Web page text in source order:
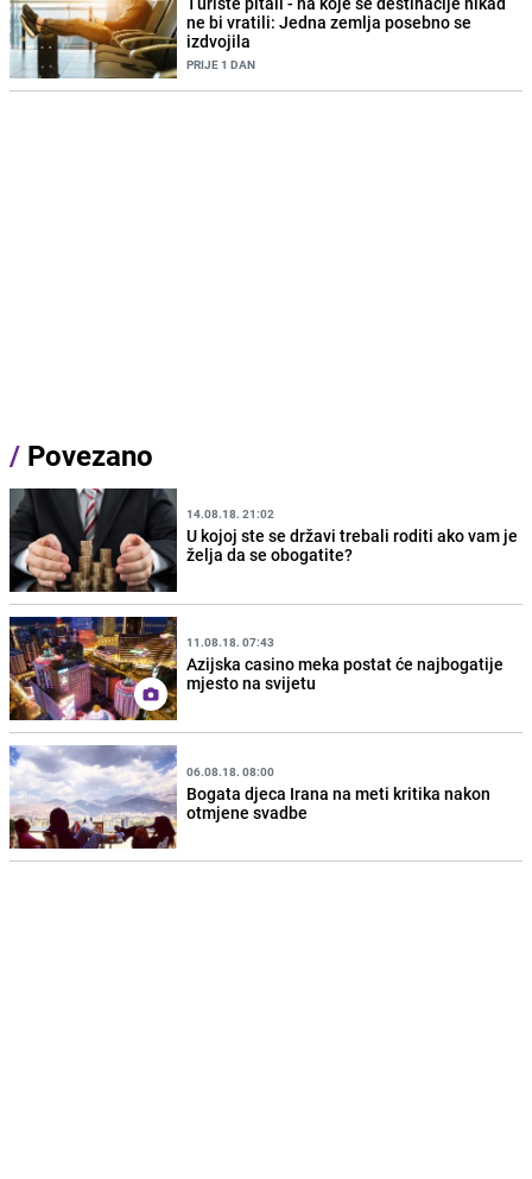
ne bi vratili: Jedna zemlja posebno se
izdvojila
PRIJE 1 DAN
/ Povezano
14.08.18. 21:02
U kojoj ste se državi trebali roditi ako vam je
želja da se obogatite?
11.08.18. 07:43
Azijska casino meka postat će najbogatije
mjesto na svijetu
06.08.18. 08:00
Bogata djeca Irana na meti kritika nakon
otmjene svadbe